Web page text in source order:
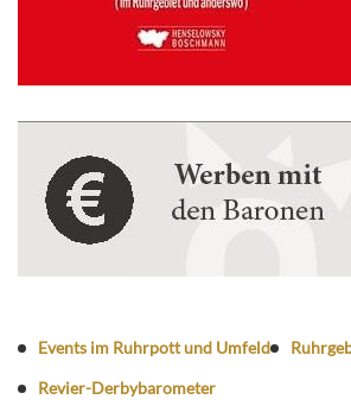
Events im Ruhrpott und Umfeld
Revier-Derbybarometer